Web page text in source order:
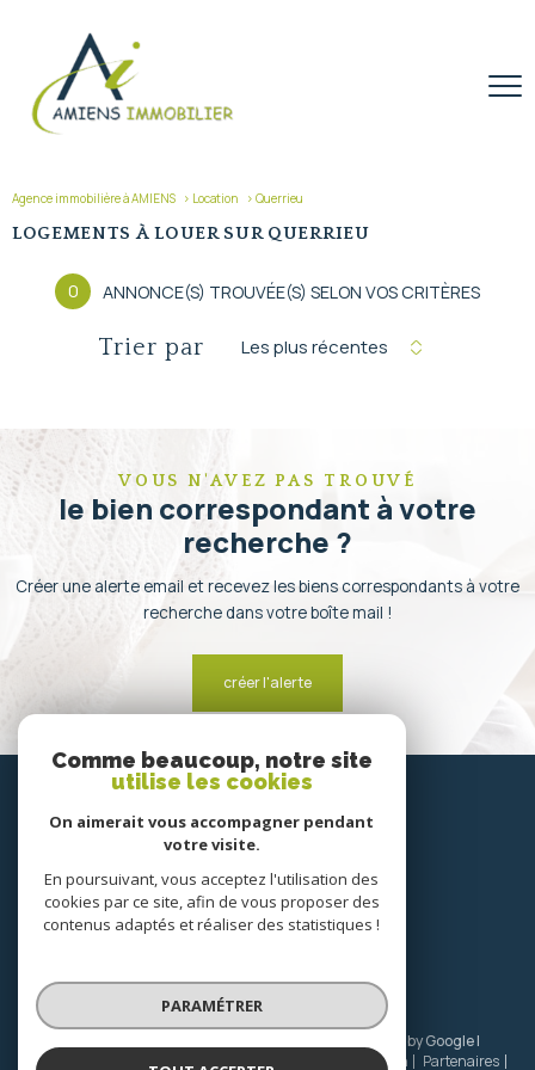
Agence immobilière à AMIENS Location Querrieu
LOGEMENTS À LOUER SUR QUERRIEU
0 ANNONCE(S) TROUVÉE(S) SELON VOS CRITÈRES
Trier par Les plus récentes
VOUS N'AVEZ PAS TROUVÉ
le bien correspondant à votre
recherche ?
Créer une alerte email et recevez les biens correspondants à votre
recherche dans votre boîte mail !
créer l'alerte
SE
espace propriétaire
NOUS
suivre
© 2026 | Tous droits réservés | Traduction powered by Google |
Nos honoraires
Admin Partenaires
Comme beaucoup, notre site
utilise les cookies
On aimerait vous accompagner pendant
votre visite.
En poursuivant, vous acceptez l'utilisation des
cookies par ce site, afin de vous proposer des
contenus adaptés et réaliser des statistiques !
PARAMÉTRER